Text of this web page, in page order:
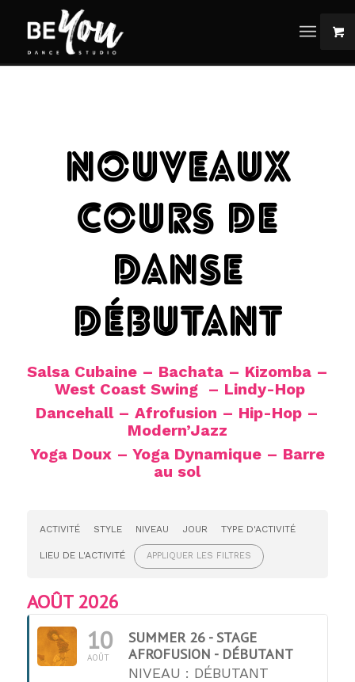
NOUVEAUX
COURS DE
DANSE
DÉBUTANT
Salsa Cubaine – Bachata – Kizomba –
West Coast Swing – Lindy-Hop
Dancehall – Afrofusion – Hip-Hop –
Modern’Jazz
Yoga Doux – Yoga Dynamique – Barre
au sol
ACTIVITÉ STYLE NIVEAU JOUR TYPE D'ACTIVITÉ
LIEU DE L'ACTIVITÉ APPLIQUER LES FILTRES
AOÛT 2026
10
AOÛT
SUMMER 26 - STAGE
AFROFUSION - DÉBUTANT
NIVEAU : DÉBUTANT